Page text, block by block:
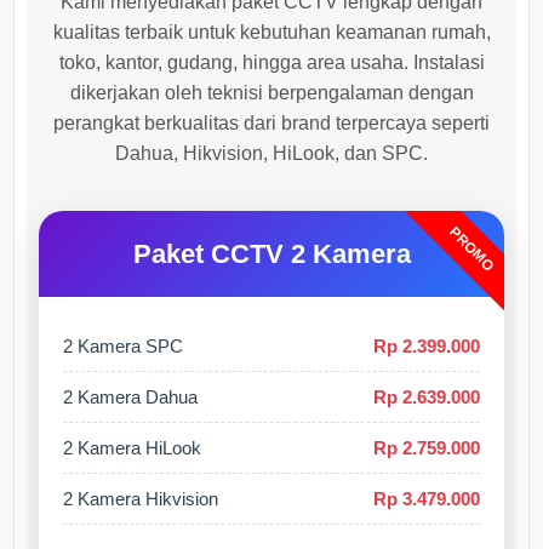
kualitas terbaik untuk kebutuhan keamanan rumah,
toko, kantor, gudang, hingga area usaha. Instalasi
dikerjakan oleh teknisi berpengalaman dengan
perangkat berkualitas dari brand terpercaya seperti
Dahua, Hikvision, HiLook, dan SPC.
PROMO
Paket CCTV 2 Kamera
2 Kamera SPC Rp 2.399.000
2 Kamera Dahua Rp 2.639.000
2 Kamera HiLook Rp 2.759.000
2 Kamera Hikvision Rp 3.479.000